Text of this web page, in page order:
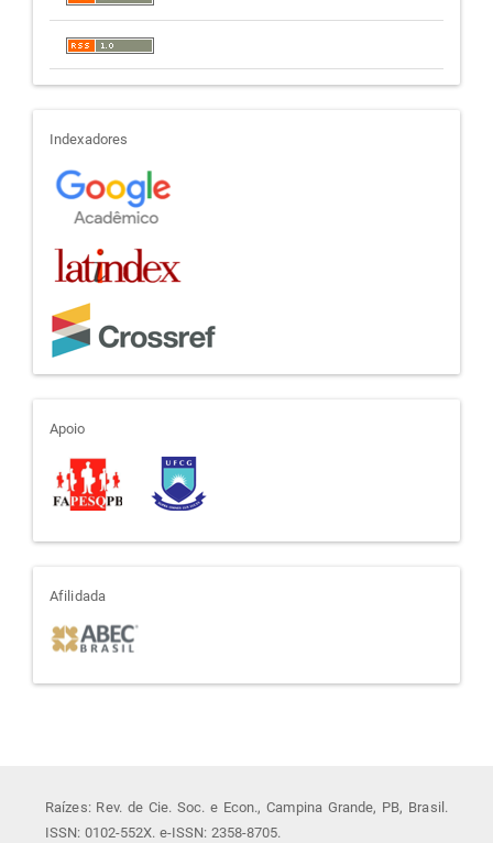
indexadores
Indexadores
apoio
Apoio
afiliada
Afilidada
Raízes: Rev. de Cie. Soc. e Econ., Campina Grande, PB, Brasil.
ISSN: 0102-552X. e-ISSN: 2358-8705.